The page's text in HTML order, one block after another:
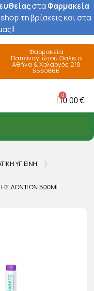
στα Φαρμακεία
τη βρίσκεις και στα
!
Φαρμακεία
Παπαναγιώτου Θάλεια
Αθήνα & Χολαργός 210
6560866
0,00 €
ΥΓΙΕΙΝΉ
ΔΟΝΤΙΏΝ 500ML